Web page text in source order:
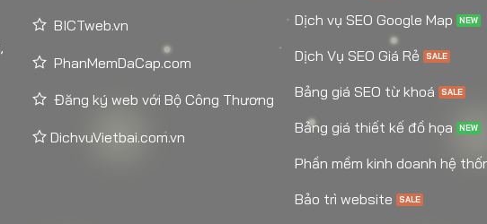
BICTweb.vn
PhanMemDaCap.com
Đăng ký web với Bộ Công Thương
DichvuVietbai.com.vn
Dịch vụ SEO Google Map
Dịch Vụ SEO Giá Rẻ
Bảng giá SEO từ khoá
Bảng giá thiết kế đồ họa
Phần mềm kinh doanh hệ
Bảo trì website